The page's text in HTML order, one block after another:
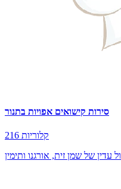
סירות קישואים אפויות בתנור
216 קלוריות
עדין של שמן זית, אורגנו ותימין